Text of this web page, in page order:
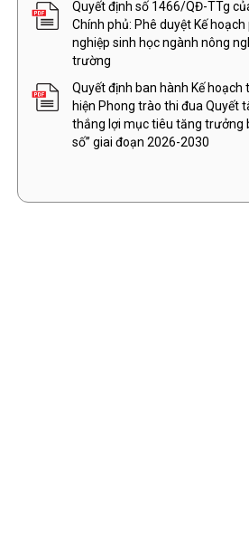
Quyết định số 1466/QĐ-TTg
Chính phủ: Phê duyệt Kế
nghiệp sinh học ngành nông
trường
Quyết định ban hành Kế hoạch
hiện Phong trào thi đua Quyết
thắng lợi mục tiêu tăng trưởng
số” giai đoạn 2026-2030